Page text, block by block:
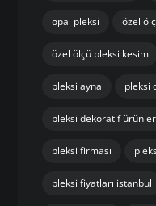
opal pleksi özel
özel ölçü pleksi kesim
pleksi ayna pleksi
pleksi dekoratif ürünler
pleksi firması
pleksi fiyatları istanbul